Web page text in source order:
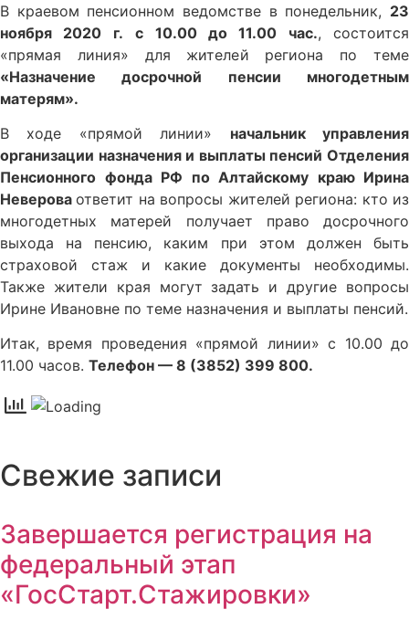
В краевом пенсионном ведомстве в понедельник, 23
ноября 2020 г.
с 10.00 до 11.00 час., состоится
«прямая линия» для жителей региона по теме
«Назначение досрочной пенсии многодетным
матерям».
В ходе «прямой линии» начальник управления
организации назначения и выплаты пенсий Отделения
Пенсионного фонда РФ по Алтайскому краю Ирина
Невероваответит на вопросы жителей региона: кто из
многодетных матерей получает право досрочного
выхода на пенсию, каким при этом должен быть
страховой стаж и какие документы необходимы.
Также жители края могут задать и другие вопросы
Ирине Ивановне по теме назначения и выплаты пенсий.
Итак, время проведения «прямой линии» с 10.00 до
11.00 часов. Телефон — 8 (3852) 399 800.
Свежие записи
Завершается регистрация на
федеральный этап
«ГосСтарт.Стажировки»